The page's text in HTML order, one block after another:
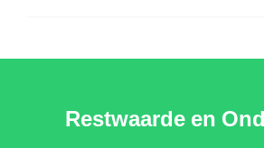
Restwaarde en